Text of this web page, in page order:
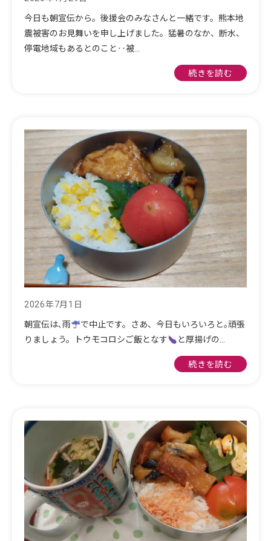
今日も朝宣伝から。後援会のみなさんと一緒です。熊本地
震被害のお見舞いを申し上げました。猛暑のなか、断水、
停電地域もあるとのこと‥被…
続きを読む
2026年7月1日
朝宣伝は､雨
で中止です。さあ、今日もいろいろと｡頑張
りましょう。トウモコロシご飯となす
と厚揚げの…
続きを読む